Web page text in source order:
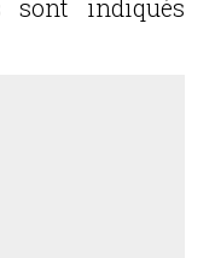
sont indiqués